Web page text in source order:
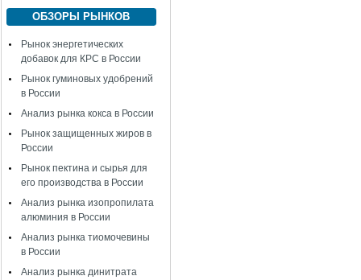
ОБЗОРЫ РЫНКОВ
Рынок энергетических
добавок для КРС в России
Рынок гуминовых удобрений
в России
Анализ рынка кокса в России
Рынок защищенных жиров в
России
Рынок пектина и сырья для
его производства в России
Анализ рынка изопропилата
алюминия в России
Анализ рынка тиомочевины
в России
Анализ рынка динитрата